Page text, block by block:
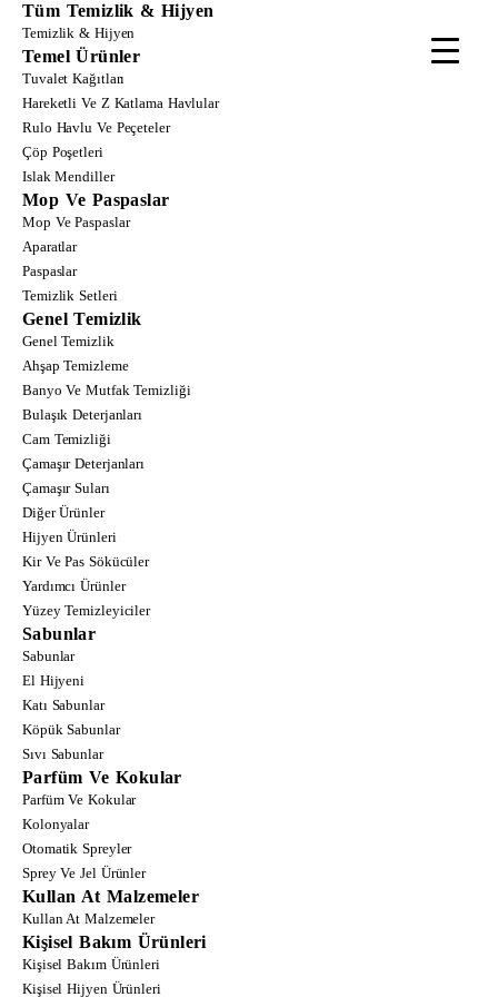
Tüm Temizlik & Hijyen
Temizlik & Hijyen
Temel Ürünler
Tuvalet Kağıtları
Hareketli Ve Z Katlama Havlular
Rulo Havlu Ve Peçeteler
Çöp Poşetleri
Islak Mendiller
Mop Ve Paspaslar
Mop Ve Paspaslar
Aparatlar
Paspaslar
Temizlik Setleri
Genel Temizlik
Genel Temizlik
Ahşap Temizleme
Banyo Ve Mutfak Temizliği
Bulaşık Deterjanları
Cam Temizliği
Çamaşır Deterjanları
Çamaşır Suları
Diğer Ürünler
Hijyen Ürünleri
Kir Ve Pas Sökücüler
Yardımcı Ürünler
Yüzey Temizleyiciler
Sabunlar
Sabunlar
El Hijyeni
Katı Sabunlar
Köpük Sabunlar
Sıvı Sabunlar
Parfüm Ve Kokular
Parfüm Ve Kokular
Kolonyalar
Otomatik Spreyler
Sprey Ve Jel Ürünler
Kullan At Malzemeler
Kullan At Malzemeler
Kişisel Bakım Ürünleri
Kişisel Bakım Ürünleri
Kişisel Hijyen Ürünleri